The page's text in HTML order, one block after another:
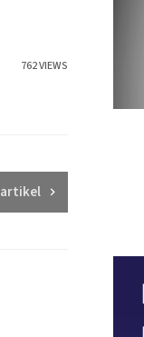
762 VIEWS
artikel